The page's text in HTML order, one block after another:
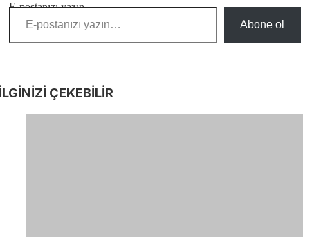
E-postanızı yazın…
Abone ol
ÇEKEBİLİR